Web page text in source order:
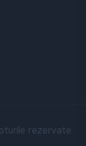
rezervate